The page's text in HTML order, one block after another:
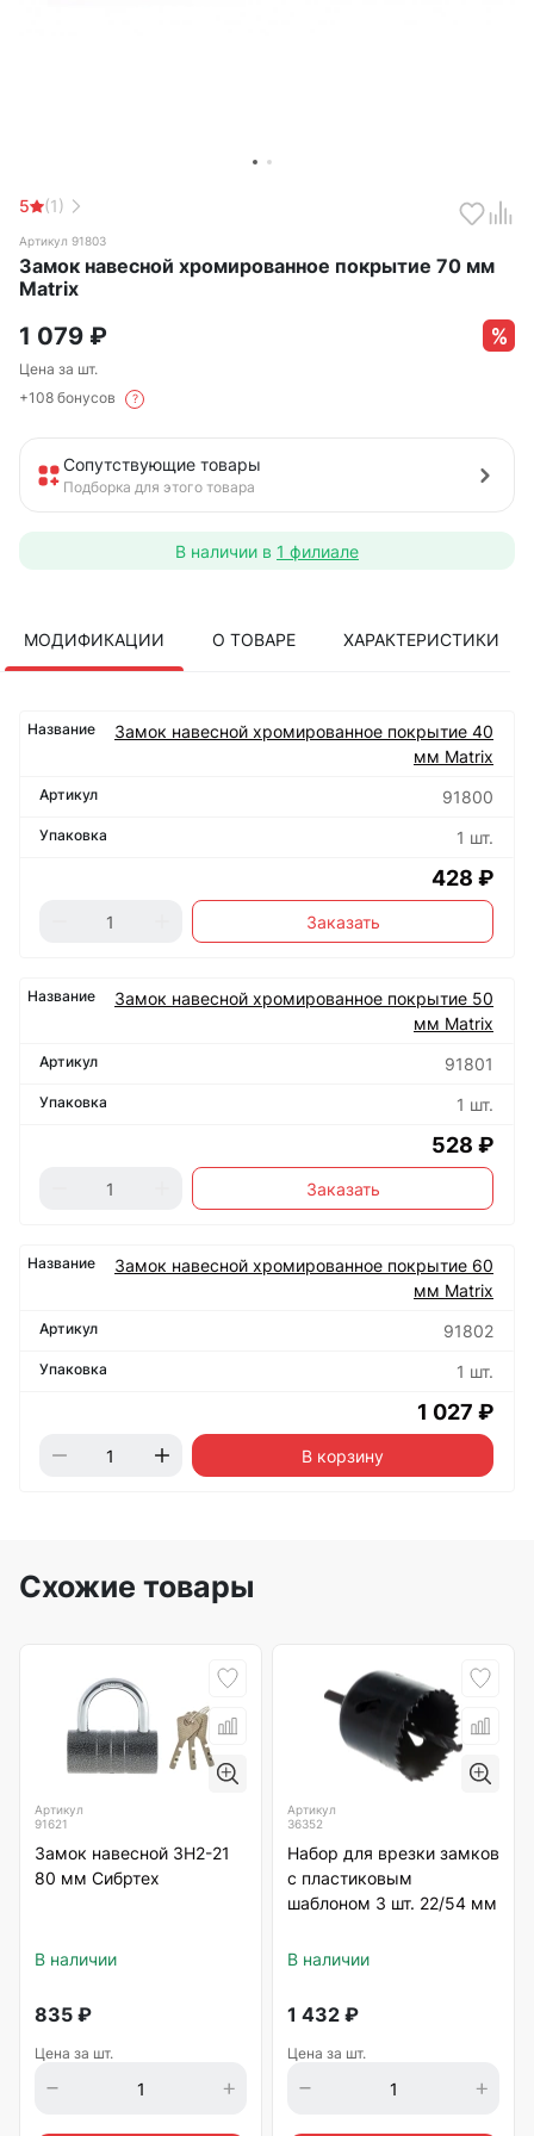
5 (1)
Артикул 91803
Замок навесной хромированное покрытие 70 мм
Matrix
1 079 ₽
Цена за шт.
+108 бонусов
?
Сопутствующие товары
Подборка для этого товара
В наличии в 1 филиале
МОДИФИКАЦИИ О ТОВАРЕ ХАРАКТЕРИСТИКИ
Замок навесной хромированное покрытие 40
мм Matrix
91800
1 шт.
428 ₽
Заказать
Замок навесной хромированное покрытие 50
мм Matrix
91801
1 шт.
528 ₽
Заказать
Замок навесной хромированное покрытие 60
мм Matrix
91802
1 шт.
1 027 ₽
В корзину
Схожие товары
Артикул
91621
Замок навесной ЗН2-21
80 мм Сибртех
В наличии
835 ₽
Цена за шт.
Артикул
36352
Набор для врезки замков
с пластиковым
шаблоном 3 шт. 22/54 мм
В наличии
1 432 ₽
Цена за шт.